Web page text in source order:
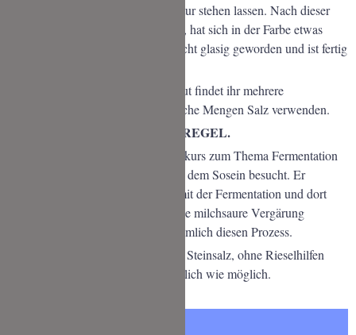
mind. 3 Wochen bei Raumtemperatur stehen lassen. Nach dieser
Zeit riecht das Sauerkraut säuerlich, hat sich in der Farbe etwas
verändert, ist etwas dunkler und leicht glasig geworden und ist fertig
Wenn ihr Euch im Internet umschaut findet ihr mehrere
Anleitungen die ganz unterschiedliche Mengen Salz verwenden.
ICH SCHWÖRE AUF DIE 2% REGEL.
Vor ca. 1 Jahr habe ich einen Kochkurs zum Thema Fermentation
bei Sternekoch Felix Schneider aus dem Sosein besucht. Er
beschäftigt sich seit vielen Jahren mit der Fermentation und dort
lernte ich: 2% Salz ist perfekt um die milchsaure Vergärung
anzutreiben. Zu viel Salz hemmt nämlich diesen Prozess.
Zudem schwöre ich auf unjodiertes Steinsalz, ohne Rieselhilfen
oder andere Zusätze. Eben so natürlich wie möglich.